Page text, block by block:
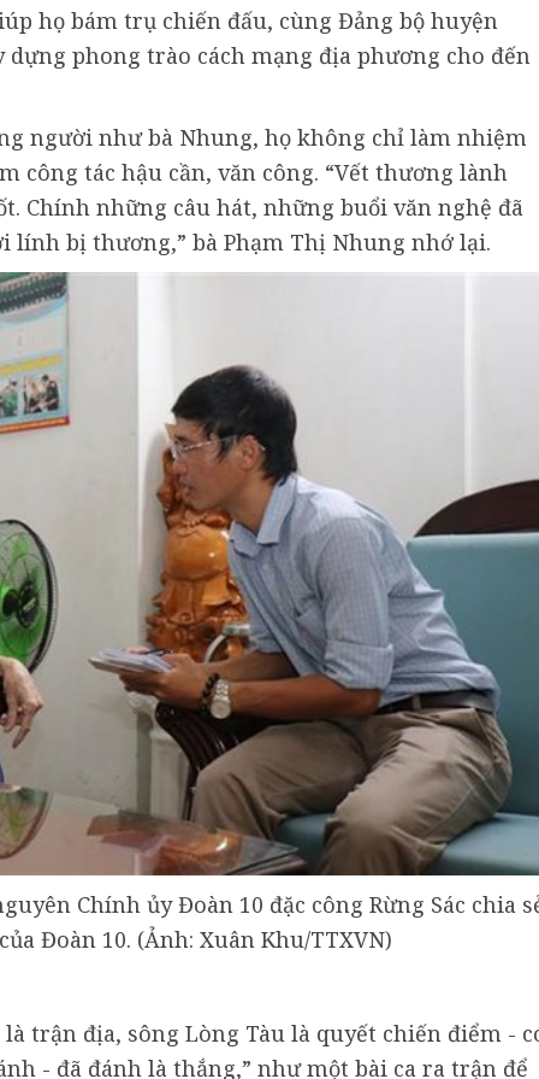
họ bám trụ chiến đấu, cùng Đảng bộ huyện
dựng phong trào cách mạng địa phương cho đến
người như bà Nhung, họ không chỉ làm nhiệm
công tác hậu cần, văn công. “Vết thương lành
Chính những câu hát, những buổi văn nghệ đã
bị thương,” bà Phạm Thị Nhung nhớ lại.
Chính ủy Đoàn 10 đặc công Rừng Sác chia
Đoàn 10. (Ảnh: Xuân Khu/TTXVN)
là trận địa, sông Lòng Tàu là quyết chiến điểm -
- đã đánh là thắng,” như một bài ca ra trận để